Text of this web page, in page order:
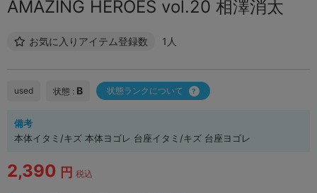
AMAZING HEROES vol.20 相澤消太
お気に入りアイテム登録数 1人
used 状態 : B 状態ランクについて
備考
本体イタミ/キズ 本体ヨゴレ 台座イタミ/キズ 台座ヨゴレ
2,390 円 税込